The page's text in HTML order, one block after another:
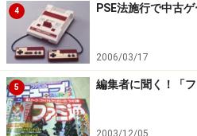
4 PSE法施行で中古
2006/03/17
5 編集者に聞く！「
2003/12/05